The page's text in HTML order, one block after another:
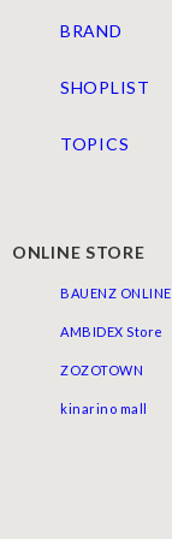
BRAND
SHOPLIST
TOPICS
ONLINE STORE
BAUENZ ONLINE
AMBIDEX Store
ZOZOTOWN
kinarino mall